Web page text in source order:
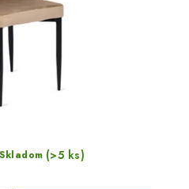
Skladom (>5 ks)